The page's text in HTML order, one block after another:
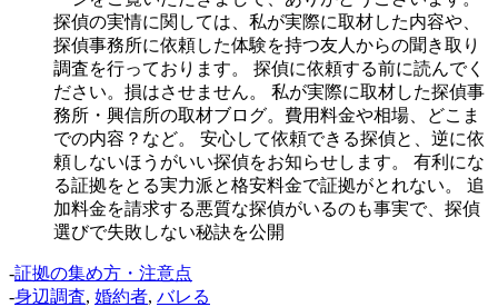
探偵の実情に関しては、私が実際に取材した内容や、
探偵事務所に依頼した体験を持つ友人からの聞き取り
調査を行っております。 探偵に依頼する前に読んでく
ださい。損はさせません。 私が実際に取材した探偵事
務所・興信所の取材ブログ。費用料金や相場、どこま
での内容？など。 安心して依頼できる探偵と、逆に依
頼しないほうがいい探偵をお知らせします。 有利にな
る証拠をとる実力派と格安料金で証拠がとれない。 追
加料金を請求する悪質な探偵がいるのも事実で、探偵
選びで失敗しない秘訣を公開
-証拠の集め方・注意点
-身辺調査, 婚約者, バレる